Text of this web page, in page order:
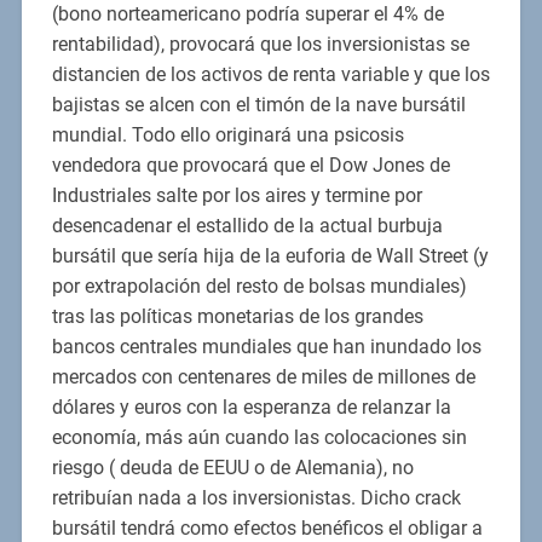
(bono norteamericano podría superar el 4% de
rentabilidad), provocará que los inversionistas se
distancien de los activos de renta variable y que los
bajistas se alcen con el timón de la nave bursátil
mundial. Todo ello originará una psicosis
vendedora que provocará que el Dow Jones de
Industriales salte por los aires y termine por
desencadenar el estallido de la actual burbuja
bursátil que sería hija de la euforia de Wall Street (y
por extrapolación del resto de bolsas mundiales)
tras las políticas monetarias de los grandes
bancos centrales mundiales que han inundado los
mercados con centenares de miles de millones de
dólares y euros con la esperanza de relanzar la
economía, más aún cuando las colocaciones sin
riesgo ( deuda de EEUU o de Alemania), no
retribuían nada a los inversionistas. Dicho crack
bursátil tendrá como efectos benéficos el obligar a